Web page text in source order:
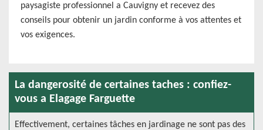
paysagiste professionnel a Cauvigny et recevez des
conseils pour obtenir un jardin conforme à vos attentes et
vos exigences.
La dangerosité de certaines taches : confiez-
vous a Elagage Farguette
Effectivement, certaines tâches en jardinage ne sont pas des